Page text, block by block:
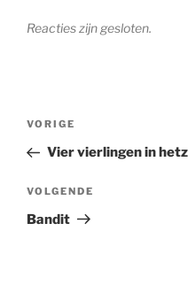
Reacties zijn gesloten.
Berichtnavigatie
Vorig
bericht
VORIGE
Vier vierlingen in
Volgend
bericht
VOLGENDE
Bandit